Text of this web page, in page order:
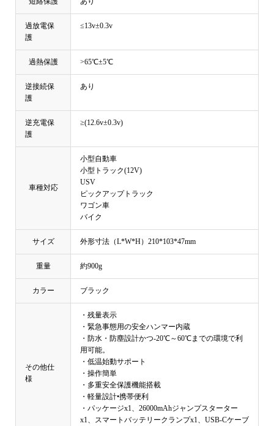
過放電保
護
≤13v±0.3v
過熱保護 >65℃±5℃
逆接続保
護
あり
逆充電保
護
≥(12.6v±0.3v)
車種対応
小型自動車
小型トラック(12V)
USV
ピックアップトラック
ワゴン車
バイク
サイズ 外形寸法（L*W*H）210*103*47mm
重量 約900g
カラー ブラック
その他仕
様
・残量表示
・緊急事態用の安全ハンマー内蔵
・防水・防塵設計かつ-20℃～60℃までの環境で利
用可能。
・低温始動サポート
・操作簡単
・多重安全保護機能搭載
・軽量設計•携帯便利
・パッケージx1、26000mAhジャンプスターター
x1、スマートバッテリークランプx1、USB-Cケーブ